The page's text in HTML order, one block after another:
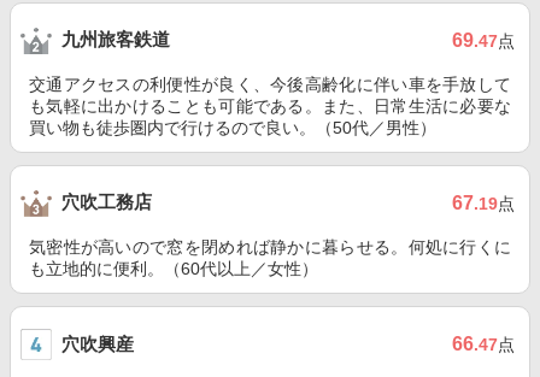
九州旅客鉄道 69.47点
交通アクセスの利便性が良く、今後高齢化に伴い車を手放して
も気軽に出かけることも可能である。また、日常生活に必要な
買い物も徒歩圏内で行けるので良い。（50代／男性）
穴吹工務店 67.19点
気密性が高いので窓を閉めれば静かに暮らせる。何処に行くに
も立地的に便利。（60代以上／女性）
穴吹興産 66.47点